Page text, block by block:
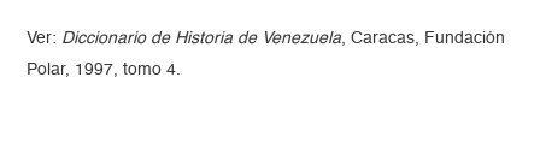
Ver: Diccionario de Historia de Venezuela, Caracas, Fundación
Polar, 1997, tomo 4.